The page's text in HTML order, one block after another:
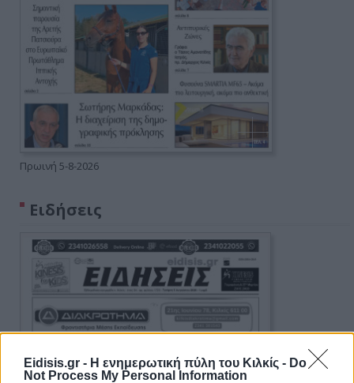
Eidisis.gr - Η ενημερωτική πύλη του Κιλκίς - Do
Not Process My Personal Information
Πρωινή 5-8-2026
Ειδήσεις